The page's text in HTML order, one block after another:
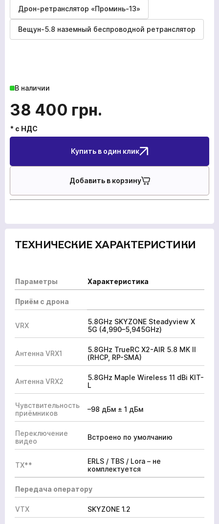
О НАС
КОНТАКТЫ
Дрон-ретранслятор «Проминь-13»
Вещун-5.8 наземный беспроводной ретранслятор
В наличии
38 400 грн.
* с НДС
Купить в один клик
Добавить в корзину
ТЕХНИЧЕСКИЕ ХАРАКТЕРИСТИКИ
Параметры Характеристика
Приём с дрона
VRX
5.8GHz SKYZONE Steadyview X
5G (4,990–5,945GHz)
Антенна VRX1
5.8GHz TrueRC X2-AIR 5.8 MK II
(RHCP, RP-SMA)
Антенна VRX2
5.8GHz Maple Wireless 11 dBi KIT-
L
Чувствительность
приёмников
–98 дБм ± 1 дБм
Переключение
видео
Встроено по умолчанию
TX**
ERLS / TBS / Lora – не
комплектуется
Передача оператору
VTX SKYZONE 1.2